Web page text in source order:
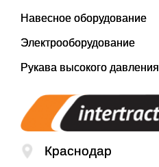
Навесное оборудование
Электрооборудование
Рукава высокого давления
Краснодар